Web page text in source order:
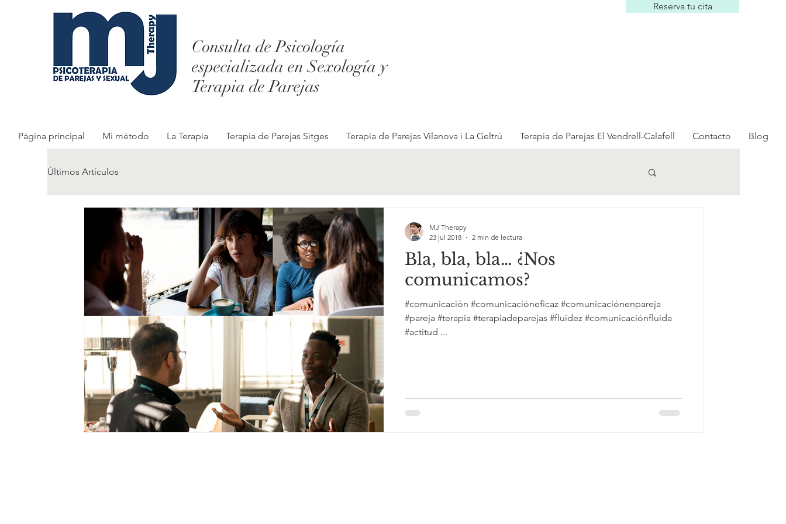
Reserva tu cita
Consulta de Psicología
especializada en Sexología y
Terapia de Parejas
Página principal Mi método La Terapia Terapia de Parejas Sitges Terapia de Parejas Vilanova i La Geltrú Terapia de Parejas El Vendrell-Calafell Contacto Blog
Últimos Artículos
Bla, bla, bla… ¿Nos
comunicamos?
#comunicación #comunicacióneficaz #comunicaciónenpareja
#pareja #terapia #terapiadeparejas #fluidez #comunicaciónfluida
#actitud ...
MJ Therapy
23 jul 2018
2 min de lectura